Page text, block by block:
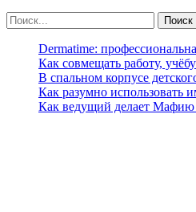
Dermatime:
Как совмещать работу,
В спальном корпусе
Как разумно использовать
Как ведущий делает Мафию